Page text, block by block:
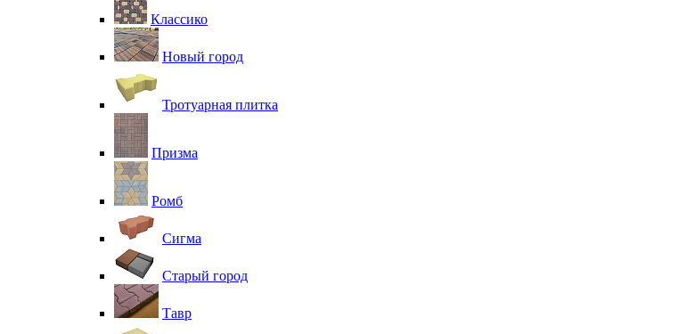
Классико
Новый город
Тротуарная плитка
Призма
Ромб
Сигма
Старый город
Тавр